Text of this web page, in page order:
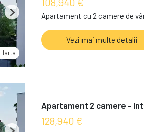
Harta
Next Apartament cu 2 camere de
Vezi mai multe detalii
Apartament 2 camere -
128,940 €